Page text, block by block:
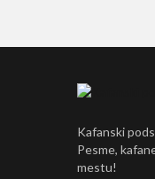
Kafanski
Pesme,
mestu!